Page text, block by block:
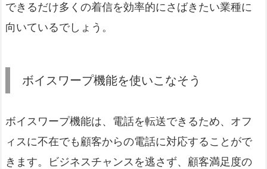
できるだけ多くの着信を効率的にさばきたい業種に
向いているでしょう。
ボイスワープ機能を使いこなそう
ボイスワープ機能は、電話を転送できるため、オフ
ィスに不在でも顧客からの電話に対応することがで
きます。ビジネスチャンスを逃さず、顧客満足度の